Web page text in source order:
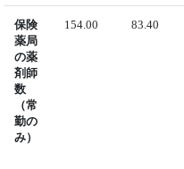
保険
薬局
の薬
剤師
数
（常
勤の
み）
154.00 83.40